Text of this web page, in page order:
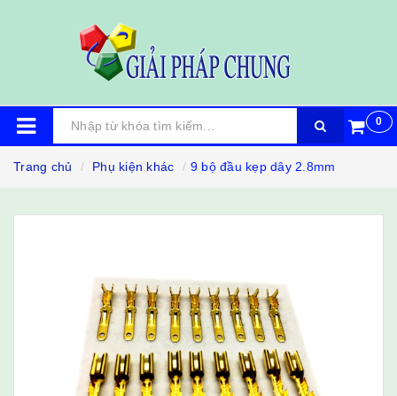
0
Trang chủ Phụ kiện khác 9 bộ đầu kẹp dây 2.8mm